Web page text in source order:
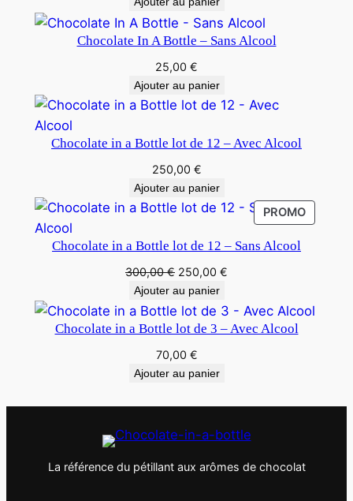
S
a
A
l
c
l
Chocolate In A Bottle – Sans Alcool
25,00 €
Ajouter au panier
Chocolate in a Bottle lot de 12 – Avec Alcool
250,00 €
Ajouter au panier
PROMO
EN
Chocolate in a Bottle lot de 12 – Sans Alcool
300,00€ Le
prix
initial
était :
250,00 €
actuel
est :
Ajouter au panier
Chocolate in a Bottle lot de 3 – Avec Alcool
70,00 €
Ajouter au panier
La référence du pétillant aux arômes de chocolat